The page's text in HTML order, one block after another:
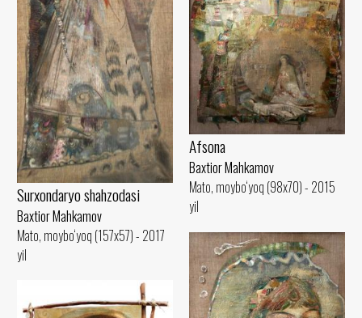
Surxondaryo shahzodasi
Baxtior Mahkamov
Mato, moybo‘yoq (157x57) - 2017
yil
Afsona
Baxtior Mahkamov
Mato, moybo‘yoq (98x70) - 2015
yil